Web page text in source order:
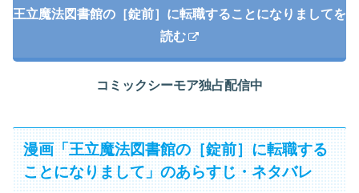
王立魔法図書館の［錠前］に転職することになりましてを
読む
コミックシーモア独占配信中
漫画「王立魔法図書館の［錠前］に転職する
ことになりまして」のあらすじ・ネタバレ